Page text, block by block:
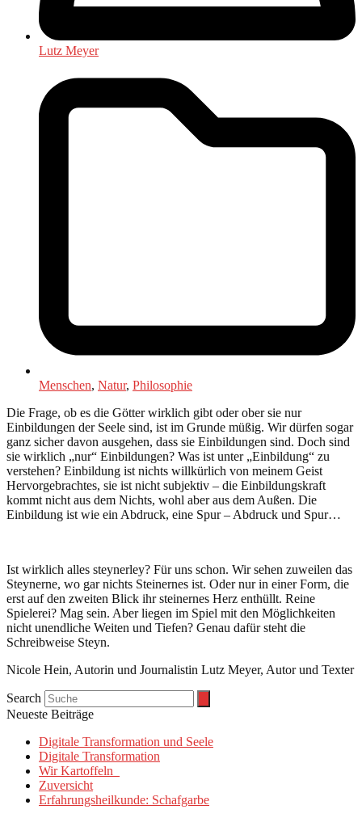
Lutz Meyer
Menschen, Natur, Philosophie
Die Frage, ob es die Götter wirklich gibt oder ober sie nur
Einbildungen der Seele sind, ist im Grunde müßig. Wir dürfen sogar
ganz sicher davon ausgehen, dass sie Einbildungen sind. Doch sind
sie wirklich „nur“ Einbildungen? Was ist unter „Einbildung“ zu
verstehen? Einbildung ist nichts willkürlich von meinem Geist
Hervorgebrachtes, sie ist nicht subjektiv – die Einbildungskraft
kommt nicht aus dem Nichts, wohl aber aus dem Außen. Die
Einbildung ist wie ein Abdruck, eine Spur – Abdruck und Spur…
Ist wirklich alles steynerley? Für uns schon. Wir sehen zuweilen das
Steynerne, wo gar nichts Steinernes ist. Oder nur in einer Form, die
erst auf den zweiten Blick ihr steinernes Herz enthüllt. Reine
Spielerei? Mag sein. Aber liegen im Spiel mit den Möglichkeiten
nicht unendliche Weiten und Tiefen? Genau dafür steht die
Schreibweise Steyn.
Nicole Hein, Autorin und Journalistin Lutz Meyer, Autor und Texter
Search
Neueste Beiträge
Digitale Transformation und Seele
Digitale Transformation
Wir Kartoffeln
Zuversicht
Erfahrungsheilkunde: Schafgarbe